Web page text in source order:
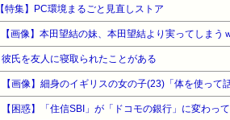
【特集】PC環境まるごと見直しストア
【画像】本田望結の妹、本田望結より実ってしまう
彼氏を友人に寝取られたことがある
【画像】細身のイギリスの女の子(23)「体を使って
【困惑】「住信SBI」が「ドコモの銀行」に変わっ